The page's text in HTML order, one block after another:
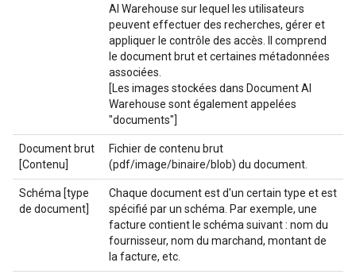
AI Warehouse sur lequel les utilisateurs
peuvent effectuer des recherches, gérer et
appliquer le contrôle des accès. Il comprend
le document brut et certaines métadonnées
associées.
[Les images stockées dans Document AI
Warehouse sont également appelées
"documents"]
Document brut
[Contenu]
Fichier de contenu brut
(pdf/image/binaire/blob) du document.
Schéma [type
de document]
Chaque document est d'un certain type et est
spécifié par un schéma. Par exemple, une
facture contient le schéma suivant : nom du
fournisseur, nom du marchand, montant de
la facture, etc.